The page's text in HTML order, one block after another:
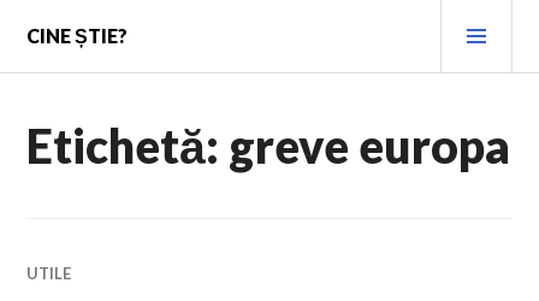
content
CINE ȘTIE?
Etichetă: greve europa
UTILE